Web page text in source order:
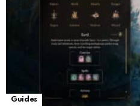
Guides